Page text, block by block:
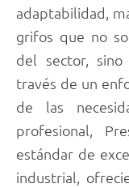
adaptabilidad,
grifos que no
del sector,
través de un
de las
profesional,
estándar de
industrial,